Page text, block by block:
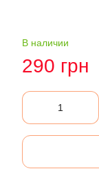
В наличии
290 грн